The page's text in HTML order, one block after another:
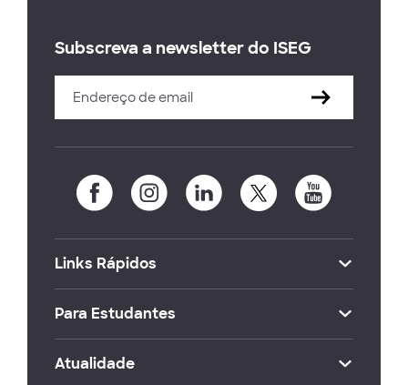
Subscreva a newsletter do ISEG
Links Rápidos
Para Estudantes
Atualidade